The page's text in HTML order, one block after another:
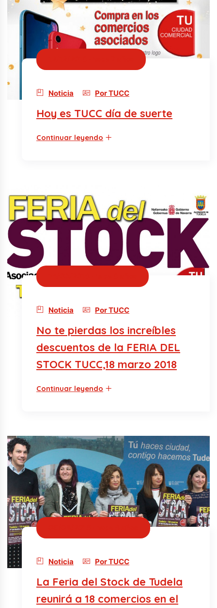
Noticia Por TUCC
Hoy es TUCC día de suerte
Continuar leyendo
Noticia Por TUCC
No te pierdas los increíbles
descuentos de la FERIA DEL
STOCK TUCC,18 marzo 2018
Continuar leyendo
Noticia Por TUCC
La Feria del Stock de Tudela
reunirá a 18 comercios en el